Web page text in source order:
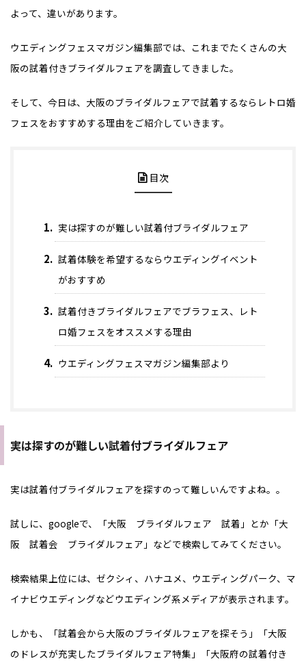
よって、違いがあります。
ウエディングフェスマガジン編集部では、これまでたくさんの大
阪の試着付きブライダルフェアを調査してきました。
そして、今日は、大阪のブライダルフェアで試着するならレトロ婚
フェスをおすすめする理由をご紹介していきます。
目次
実は探すのが難しい試着付ブライダルフェア
試着体験を希望するならウエディングイベント
がおすすめ
試着付きブライダルフェアでブラフェス、レト
ロ婚フェスをオススメする理由
ウエディングフェスマガジン編集部より
実は探すのが難しい試着付ブライダルフェア
実は試着付ブライダルフェアを探すのって難しいんですよね。。
試しに、googleで、「大阪 ブライダルフェア 試着」とか「大
阪 試着会 ブライダルフェア」などで検索してみてください。
検索結果上位には、ゼクシィ、ハナユメ、ウエディングパーク、マ
イナビウエディングなどウエディング系メディアが表示されます。
しかも、「試着会から大阪のブライダルフェアを探そう」「大阪
のドレスが充実したブライダルフェア特集」「大阪府の試着付き